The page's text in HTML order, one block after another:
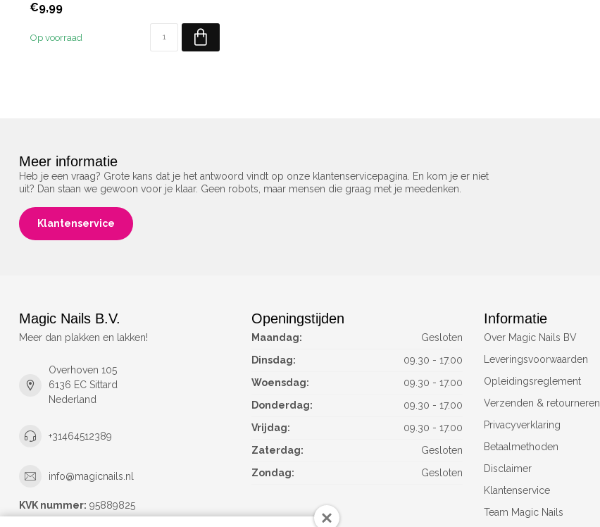
€9,99
Op voorraad
Meer informatie
Heb je een vraag? Grote kans dat je het antwoord vindt op onze klantenservicepagina. En kom je er niet
uit? Dan staan we gewoon voor je klaar. Geen robots, maar mensen die graag met je meedenken.
Klantenservice
Magic Nails B.V.
Meer dan plakken en lakken!
Overhoven 105
6136 EC Sittard
Nederland
+31464512389
info@magicnails.nl
KVK nummer: 95889825
Openingstijden
Maandag:
Gesloten
Dinsdag:
09.30 - 17.00
Woensdag:
09.30 - 17.00
Donderdag:
09.30 - 17.00
Vrijdag:
09.30 - 17.00
Zaterdag:
Gesloten
Zondag:
Gesloten
Informatie
Over Magic Nails BV
Leveringsvoorwaarden
Opleidingsreglement
Verzenden & retourneren
Privacyverklaring
Betaalmethoden
Disclaimer
Klantenservice
Team Magic Nails